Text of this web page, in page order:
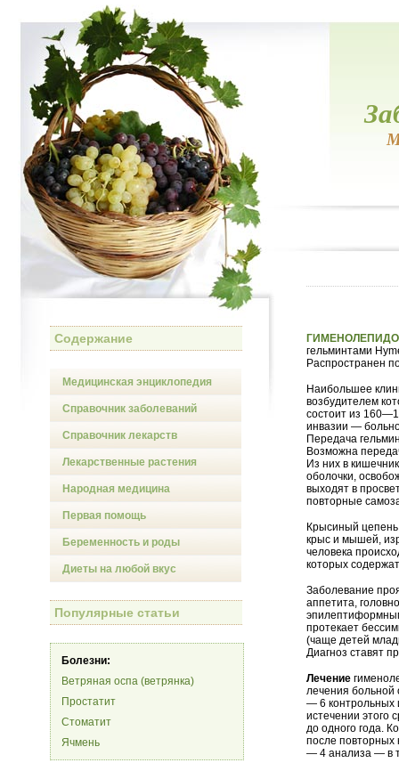
Содержание
Медицинская энциклопедия
Справочник заболеваний
Справочник лекарств
Лекарственные растения
Народная медицина
Первая помощь
Беременность и роды
Диеты на любой вкус
Популярные статьи
Болезни:
Ветряная оспа (ветрянка)
Простатит
Стоматит
Ячмень
гельминтами
Распространен
Наибольшее
возбудителем
состоит из
инвазии —
Передача
Возможна
Из них в
оболочки,
выходят в
повторные
Крысиный
крыс и мышей,
человека
которых
Заболевание
аппетита,
протекает
(чаще детей
Диагноз ставят
Лечение
лечения больной
— 6 контрольных
истечении этого
до одного года.
после повторных
— 4 анализа — в